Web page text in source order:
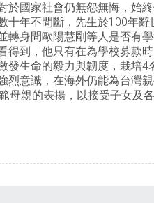
國家社會仍無怨無悔，始
年不間斷，先生於100年辭
身問歐陽慧剛等人是否有
到，他只有在為學校募款時
生命的毅力與韌度，栽培
意識，在海外仍能為台灣
親的表揚，以接受子女及各